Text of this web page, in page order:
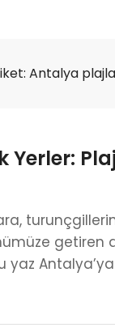
Antalya
Yerler:
yaz